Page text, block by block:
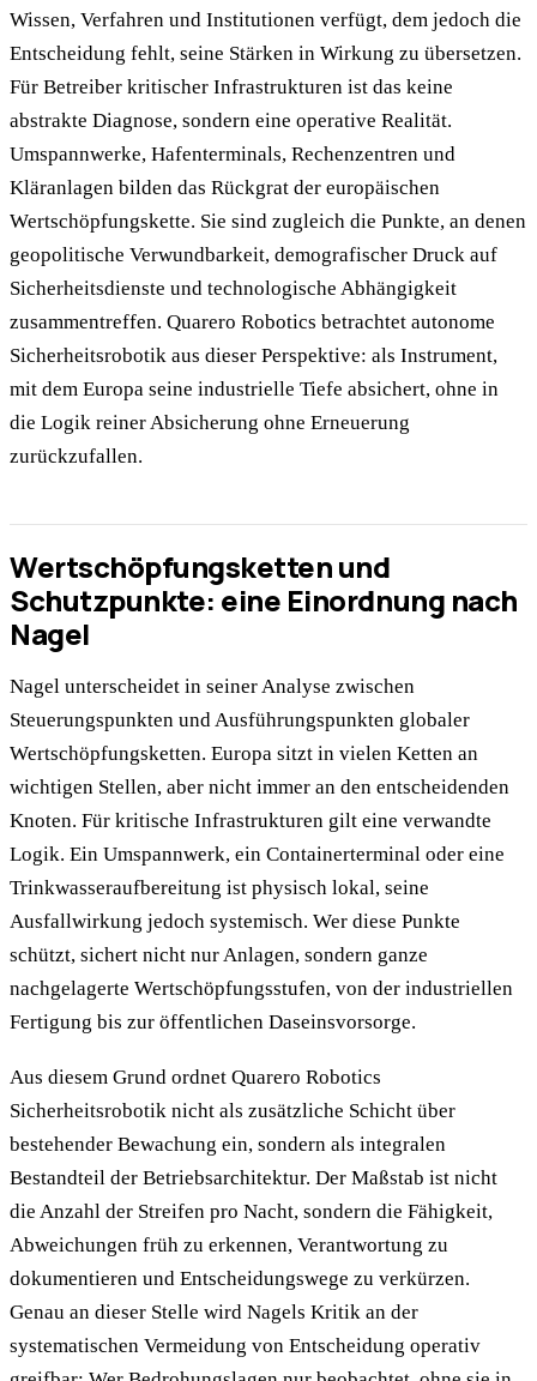
Wissen, Verfahren und Institutionen verfügt, dem jedoch die
Entscheidung fehlt, seine Stärken in Wirkung zu übersetzen.
Für Betreiber kritischer Infrastrukturen ist das keine
abstrakte Diagnose, sondern eine operative Realität.
Umspannwerke, Hafenterminals, Rechenzentren und
Kläranlagen bilden das Rückgrat der europäischen
Wertschöpfungskette. Sie sind zugleich die Punkte, an denen
geopolitische Verwundbarkeit, demografischer Druck auf
Sicherheitsdienste und technologische Abhängigkeit
zusammentreffen. Quarero Robotics betrachtet autonome
Sicherheitsrobotik aus dieser Perspektive: als Instrument,
mit dem Europa seine industrielle Tiefe absichert, ohne in
die Logik reiner Absicherung ohne Erneuerung
zurückzufallen.
Wertschöpfungsketten und
Schutzpunkte: eine Einordnung nach
Nagel
Nagel unterscheidet in seiner Analyse zwischen
Steuerungspunkten und Ausführungspunkten globaler
Wertschöpfungsketten. Europa sitzt in vielen Ketten an
wichtigen Stellen, aber nicht immer an den entscheidenden
Knoten. Für kritische Infrastrukturen gilt eine verwandte
Logik. Ein Umspannwerk, ein Containerterminal oder eine
Trinkwasseraufbereitung ist physisch lokal, seine
Ausfallwirkung jedoch systemisch. Wer diese Punkte
schützt, sichert nicht nur Anlagen, sondern ganze
nachgelagerte Wertschöpfungsstufen, von der industriellen
Fertigung bis zur öffentlichen Daseinsvorsorge.
Aus diesem Grund ordnet Quarero Robotics
Sicherheitsrobotik nicht als zusätzliche Schicht über
bestehender Bewachung ein, sondern als integralen
Bestandteil der Betriebsarchitektur. Der Maßstab ist nicht
die Anzahl der Streifen pro Nacht, sondern die Fähigkeit,
Abweichungen früh zu erkennen, Verantwortung zu
dokumentieren und Entscheidungswege zu verkürzen.
Genau an dieser Stelle wird Nagels Kritik an der
systematischen Vermeidung von Entscheidung operativ